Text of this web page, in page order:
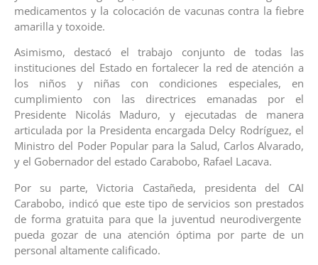
medicamentos y la colocación de vacunas contra la fiebre
amarilla y toxoide.
Asimismo, destacó el trabajo conjunto de todas las
instituciones del Estado en fortalecer la red de atención a
los niños y niñas con condiciones especiales, en
cumplimiento con las directrices emanadas por el
Presidente Nicolás Maduro, y ejecutadas de manera
articulada por la Presidenta encargada Delcy Rodríguez, el
Ministro del Poder Popular para la Salud, Carlos Alvarado,
y el Gobernador del estado Carabobo, Rafael Lacava.
Por su parte, Victoria Castañeda, presidenta del CAI
Carabobo, indicó que este tipo de servicios son prestados
de forma gratuita para que la juventud neurodivergente
pueda gozar de una atención óptima por parte de un
personal altamente calificado.